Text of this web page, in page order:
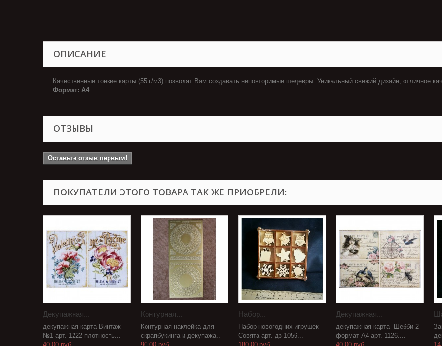
ОПИСАНИЕ
Качественные тонкие карты (55 г/м3) позволят Вам создавать неповторимые шедевры. Уникальный свежий дизайн, отличное
Формат: А4
ОТЗЫВЫ
Оставьте отзыв первым!
ПОКУПАТЕЛИ ЭТОГО ТОВАРА ТАК ЖЕ ПРИОБРЕЛИ:
Декупажная...
декупажная карта Винтаж
№1 арт. 1222 плотность...
40,00 руб.
Контурная...
Контурная наклейка для
скрапбукинга и декупажа...
90,00 руб.
Набор...
Набор новогодних игрушек
Совята арт. дз-1056...
180,00 руб.
Декупажная...
декупажная карта Шебби-2
формат А4 арт. 1126....
40,00 руб.